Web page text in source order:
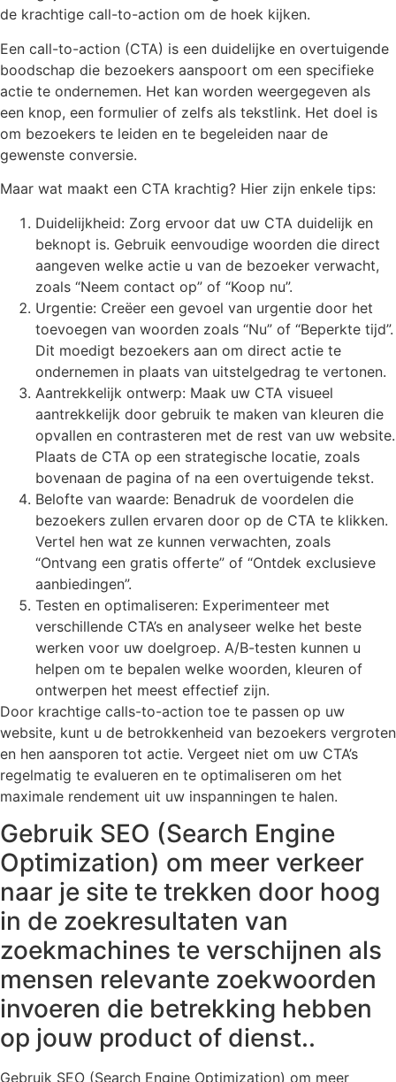
de krachtige call-to-action om de hoek kijken.
Een call-to-action (CTA) is een duidelijke en overtuigende
boodschap die bezoekers aanspoort om een specifieke
actie te ondernemen. Het kan worden weergegeven als
een knop, een formulier of zelfs als tekstlink. Het doel is
om bezoekers te leiden en te begeleiden naar de
gewenste conversie.
Maar wat maakt een CTA krachtig? Hier zijn enkele tips:
Duidelijkheid: Zorg ervoor dat uw CTA duidelijk en
beknopt is. Gebruik eenvoudige woorden die direct
aangeven welke actie u van de bezoeker verwacht,
zoals “Neem contact op” of “Koop nu”.
Urgentie: Creëer een gevoel van urgentie door het
toevoegen van woorden zoals “Nu” of “Beperkte tijd”.
Dit moedigt bezoekers aan om direct actie te
ondernemen in plaats van uitstelgedrag te vertonen.
Aantrekkelijk ontwerp: Maak uw CTA visueel
aantrekkelijk door gebruik te maken van kleuren die
opvallen en contrasteren met de rest van uw website.
Plaats de CTA op een strategische locatie, zoals
bovenaan de pagina of na een overtuigende tekst.
Belofte van waarde: Benadruk de voordelen die
bezoekers zullen ervaren door op de CTA te klikken.
Vertel hen wat ze kunnen verwachten, zoals
“Ontvang een gratis offerte” of “Ontdek exclusieve
aanbiedingen”.
Testen en optimaliseren: Experimenteer met
verschillende CTA’s en analyseer welke het beste
werken voor uw doelgroep. A/B-testen kunnen u
helpen om te bepalen welke woorden, kleuren of
ontwerpen het meest effectief zijn.
Door krachtige calls-to-action toe te passen op uw
website, kunt u de betrokkenheid van bezoekers vergroten
en hen aansporen tot actie. Vergeet niet om uw CTA’s
regelmatig te evalueren en te optimaliseren om het
maximale rendement uit uw inspanningen te halen.
Gebruik SEO (Search Engine
Optimization) om meer verkeer
naar je site te trekken door hoog
in de zoekresultaten van
zoekmachines te verschijnen als
mensen relevante zoekwoorden
invoeren die betrekking hebben
op jouw product of dienst..
Gebruik SEO (Search Engine Optimization) om meer